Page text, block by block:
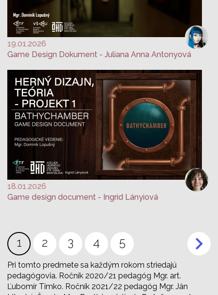
19.01.2026
Game Design Dokument - Juliana Anna Antonyová
18.01.2026
Game design document - Ingrid Lányiová
Stránkovanie
Aktuálna
stránka
1 Page
2 Page
3 Page
4 Page
5
Pri tomto predmete sa každým rokom striedajú
pedagógovia. Ročník 2020/21 pedagóg Mgr. art.
Ľubomír Timko. Ročník 2021/22 pedagóg Mgr. Ján